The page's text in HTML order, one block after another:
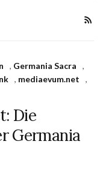
, Germania Sacra
,
, mediaevum.net
,
Die
Germania